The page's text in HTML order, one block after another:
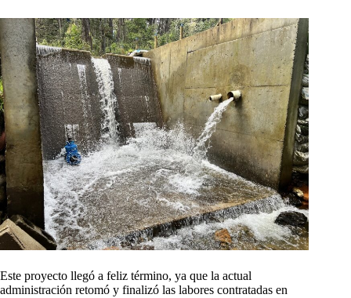
Este proyecto llegó a feliz término, ya que la actual
administración retomó y finalizó las labores contratadas en